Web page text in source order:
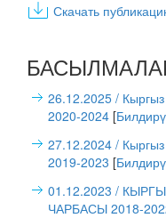
Скачать
26.12.2025 /
2020-2024 [
27.12.2024 /
2019-2023 [
01.12.2023 /
ЧАРБАСЫ 2018-